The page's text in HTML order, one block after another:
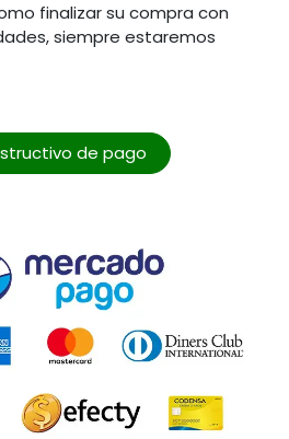
finalizar su compra con
siempre estaremos
de pago